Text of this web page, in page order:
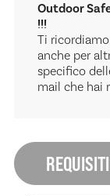
Outdoor
!!!
Ti
anche per
specifico
mail che hai
REQUISITI